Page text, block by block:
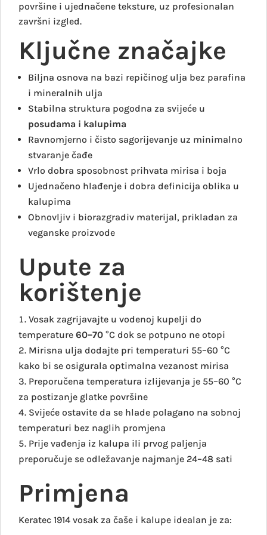
površine i ujednačene teksture, uz profesionalan
završni izgled.
Ključne značajke
Biljna osnova na bazi repičinog ulja bez parafina
i mineralnih ulja
Stabilna struktura pogodna za svijeće u
posudama i kalupima
Ravnomjerno i čisto sagorijevanje uz minimalno
stvaranje čađe
Vrlo dobra sposobnost prihvata mirisa i boja
Ujednačeno hlađenje i dobra definicija oblika u
kalupima
Obnovljiv i biorazgradiv materijal, prikladan za
veganske proizvode
Upute za
korištenje
Vosak zagrijavajte u vodenoj kupelji do
temperature 60–70 °C dok se potpuno ne otopi
Mirisna ulja dodajte pri temperaturi 55–60 °C
kako bi se osigurala optimalna vezanost mirisa
Preporučena temperatura izlijevanja je 55–60 °C
za postizanje glatke površine
Svijeće ostavite da se hlade polagano na sobnoj
temperaturi bez naglih promjena
Prije vađenja iz kalupa ili prvog paljenja
preporučuje se odležavanje najmanje 24–48 sati
Primjena
Keratec 1914 vosak za čaše i kalupe idealan je za: